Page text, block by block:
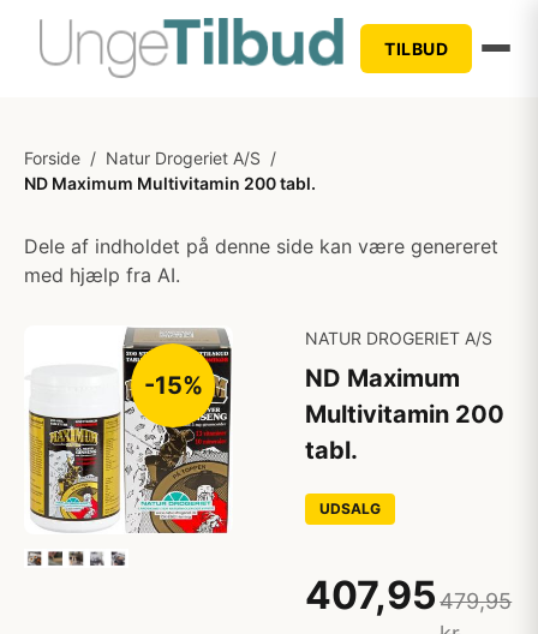
TILBUD
Forside / Natur Drogeriet A/S /
ND Maximum Multivitamin 200 tabl.
Dele af indholdet på denne side kan være genereret
med hjælp fra AI.
-15%
NATUR DROGERIET A/S
ND Maximum
Multivitamin 200
tabl.
UDSALG
407,95 479,95